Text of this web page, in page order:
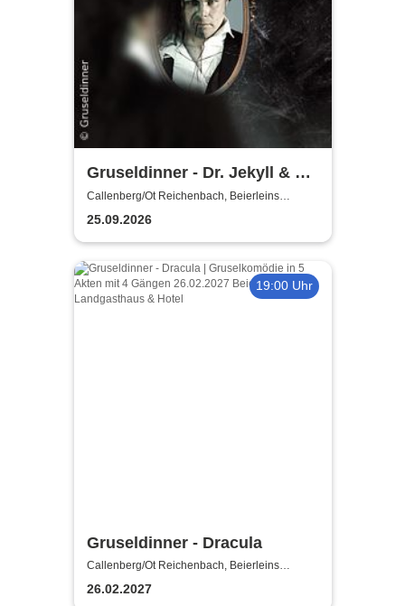
Gruseldinner - Dr. Jekyll & Mr.
Hyde
Callenberg/Ot Reichenbach, Beierleins
Landgasthaus & Hotel
25.09.2026
19:00 Uhr
Gruseldinner - Dracula
Callenberg/Ot Reichenbach, Beierleins
Landgasthaus & Hotel
26.02.2027